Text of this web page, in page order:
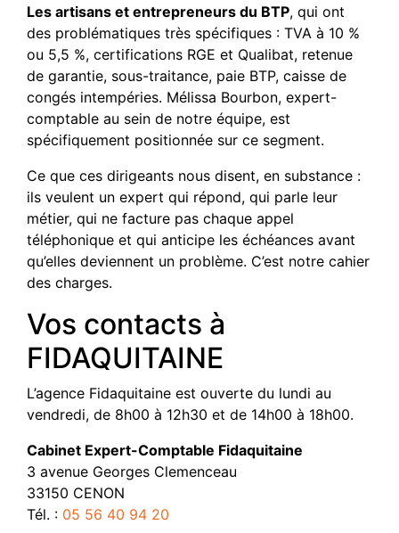
Les artisans et entrepreneurs du BTP, qui ont
des problématiques très spécifiques : TVA à 10 %
ou 5,5 %, certifications RGE et Qualibat, retenue
de garantie, sous-traitance, paie BTP, caisse de
congés intempéries. Mélissa Bourbon, expert-
comptable au sein de notre équipe, est
spécifiquement positionnée sur ce segment.
Ce que ces dirigeants nous disent, en substance :
ils veulent un expert qui répond, qui parle leur
métier, qui ne facture pas chaque appel
téléphonique et qui anticipe les échéances avant
qu’elles deviennent un problème. C’est notre cahier
des charges.
Vos contacts à
FIDAQUITAINE
L’agence Fidaquitaine est ouverte du lundi au
vendredi, de 8h00 à 12h30 et de 14h00 à 18h00.
Cabinet Expert-Comptable Fidaquitaine
3 avenue Georges Clemenceau
33150 CENON
Tél. : 05 56 40 94 20